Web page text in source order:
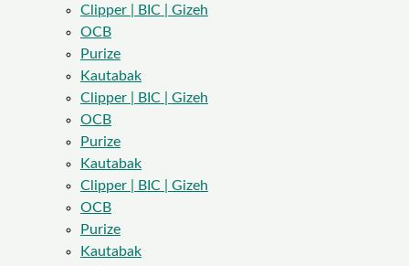
Clipper | BIC | Gizeh
OCB
Purize
Kautabak
Clipper | BIC | Gizeh
OCB
Purize
Kautabak
Clipper | BIC | Gizeh
OCB
Purize
Kautabak